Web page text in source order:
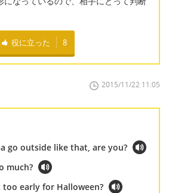
役に立った 8
2015/11/22 11:05
go outside like that, are you?
much?
early for Halloween?